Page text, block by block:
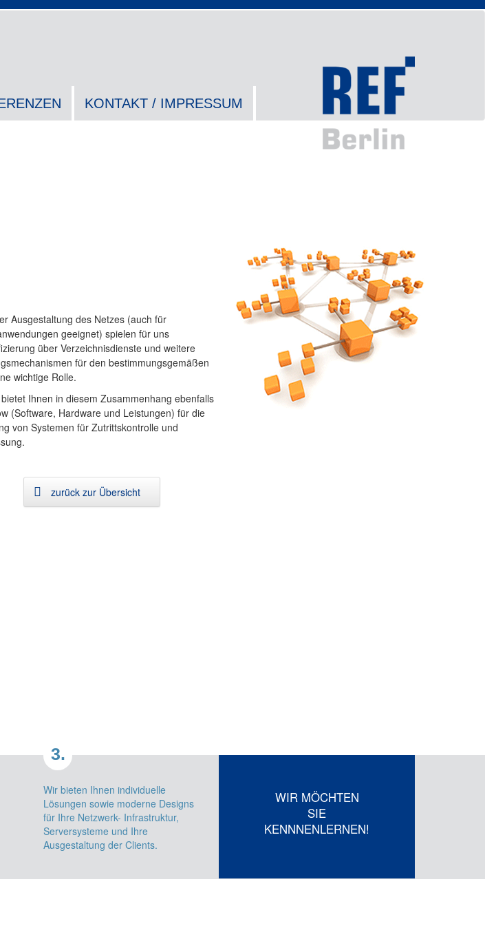
KONTAKT / IMPRESSUM
Ausgestaltung des Netzes (auch für
geeignet) spielen für uns
über Verzeichnisdienste und weitere
für den bestimmungsgemäßen
wichtige Rolle.
Ihnen in diesem Zusammenhang ebenfalls
(Software, Hardware und Leistungen) für die
von Systemen für Zutrittskontrolle und
zurück zur Übersicht
3.
Wir bieten Ihnen individuelle
Lösungen sowie moderne Designs
für Ihre Netzwerk- Infrastruktur,
Serversysteme und Ihre
Ausgestaltung der Clients.
WIR MÖCHTEN
SIE
KENNNENLERNEN!